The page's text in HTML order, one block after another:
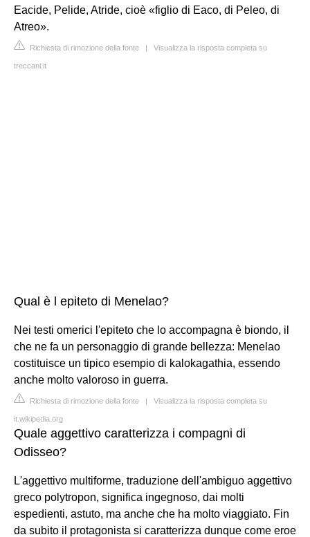
Eacide, Pelide, Atride, cioè «figlio di Eaco, di Peleo, di
Atreo».
Richiesta di rimozione della fonte | Visualizza la risposta completa su
treccani.it
Qual è l epiteto di Menelao?
Nei testi omerici l'epiteto che lo accompagna è biondo, il
che ne fa un personaggio di grande bellezza: Menelao
costituisce un tipico esempio di kalokagathia, essendo
anche molto valoroso in guerra.
Richiesta di rimozione della fonte | Visualizza la risposta completa su
it.wikipedia.org
Quale aggettivo caratterizza i compagni di
Odisseo?
L'aggettivo multiforme, traduzione dell'ambiguo aggettivo
greco polytropon, significa ingegnoso, dai molti
espedienti, astuto, ma anche che ha molto viaggiato. Fin
da subito il protagonista si caratterizza dunque come eroe